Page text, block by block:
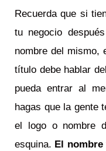
Recuerda que si
tu negocio
nombre del mismo,
título debe hablar
pueda entrar al
hagas que la gente
el logo o nombre
esquina. El nombre